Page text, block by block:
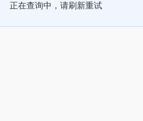
正在查询中，请刷新重试